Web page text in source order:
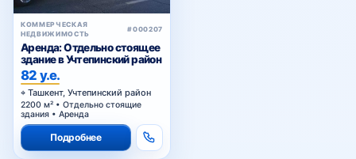
КОММЕРЧЕСКАЯ
НЕДВИЖИМОСТЬ
#000207
Аренда: Отдельно стоящее
здание в Учтепинский район
82 у.е.
Ташкент, Учтепинский район
2200 м² • Отдельно стоящие
здания • Аренда
Подробнее